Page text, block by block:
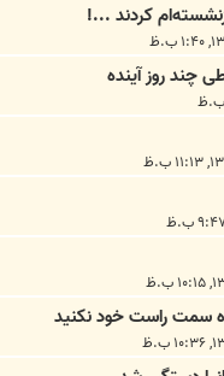
کردند ...!
سمت راست خود نکنید